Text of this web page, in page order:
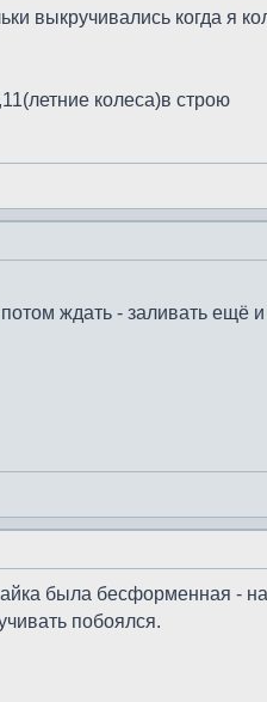
выкручивались когда я
колеса)в строю
ждать - заливать ещё и
была бесформенная -
побоялся.